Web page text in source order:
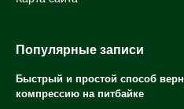
Популярные записи
Быстрый и простой способ
компрессию на питбайке